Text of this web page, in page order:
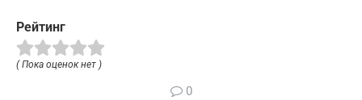
Рейтинг
( Пока оценок нет )
0